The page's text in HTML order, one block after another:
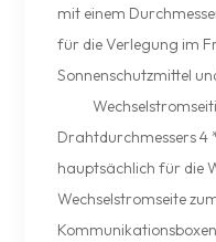
mit einem
für die Verlegung im
Sonnenschutzmittel
Drahtdurchmessers 4
hauptsächlich für die
Wechselstromseite